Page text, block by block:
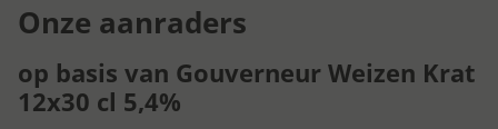
Onze aanraders
op basis van Gouverneur Weizen Krat
12x30 cl 5,4%